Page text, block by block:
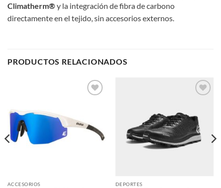
Climatherm®y la integración de fibra de carbono
directamente en el tejido, sin accesorios externos.
PRODUCTOS RELACIONADOS
ACCESORIOS DEPORTES